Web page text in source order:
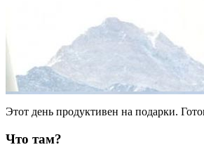
Этот день продуктивен на подарки.
Что там?